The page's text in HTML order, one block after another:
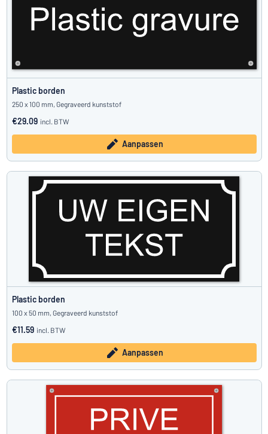
Plastic borden
250 x 100 mm, Gegraveerd kunststof
€29.09 incl. BTW
Aanpassen
Plastic borden
100 x 50 mm, Gegraveerd kunststof
€11.59 incl. BTW
Aanpassen